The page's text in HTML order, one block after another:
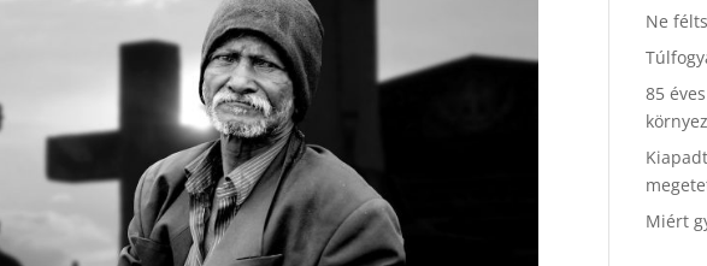
Ne
85
Miért